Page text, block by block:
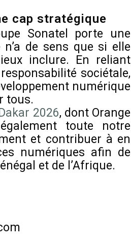
cap stratégique
Sonatel porte une
de sens que si elle
inclure. En reliant
sociétale,
numérique
tous.
2026, dont Orange
toute notre
et contribuer à en
numériques afin de
et de l’Afrique.